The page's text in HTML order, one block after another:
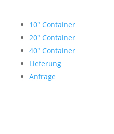
10″ Container
20″ Container
40″ Container
Lieferung
Anfrage